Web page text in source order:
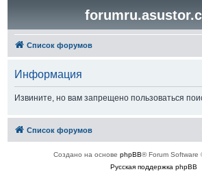
Список форумов
Информация
Извините, но вам запрещено пользоваться
Список форумов
Создано на основе phpBB® Forum Software
Русская поддержка phpBB